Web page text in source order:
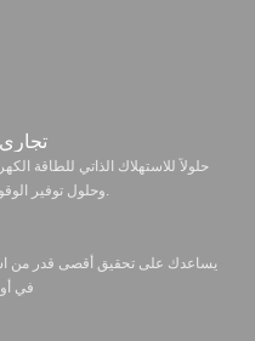
وحلول توفير الوقود وخيارات خارج الشبكة.
يساعدك على تحقيق أقصى قدر من
في